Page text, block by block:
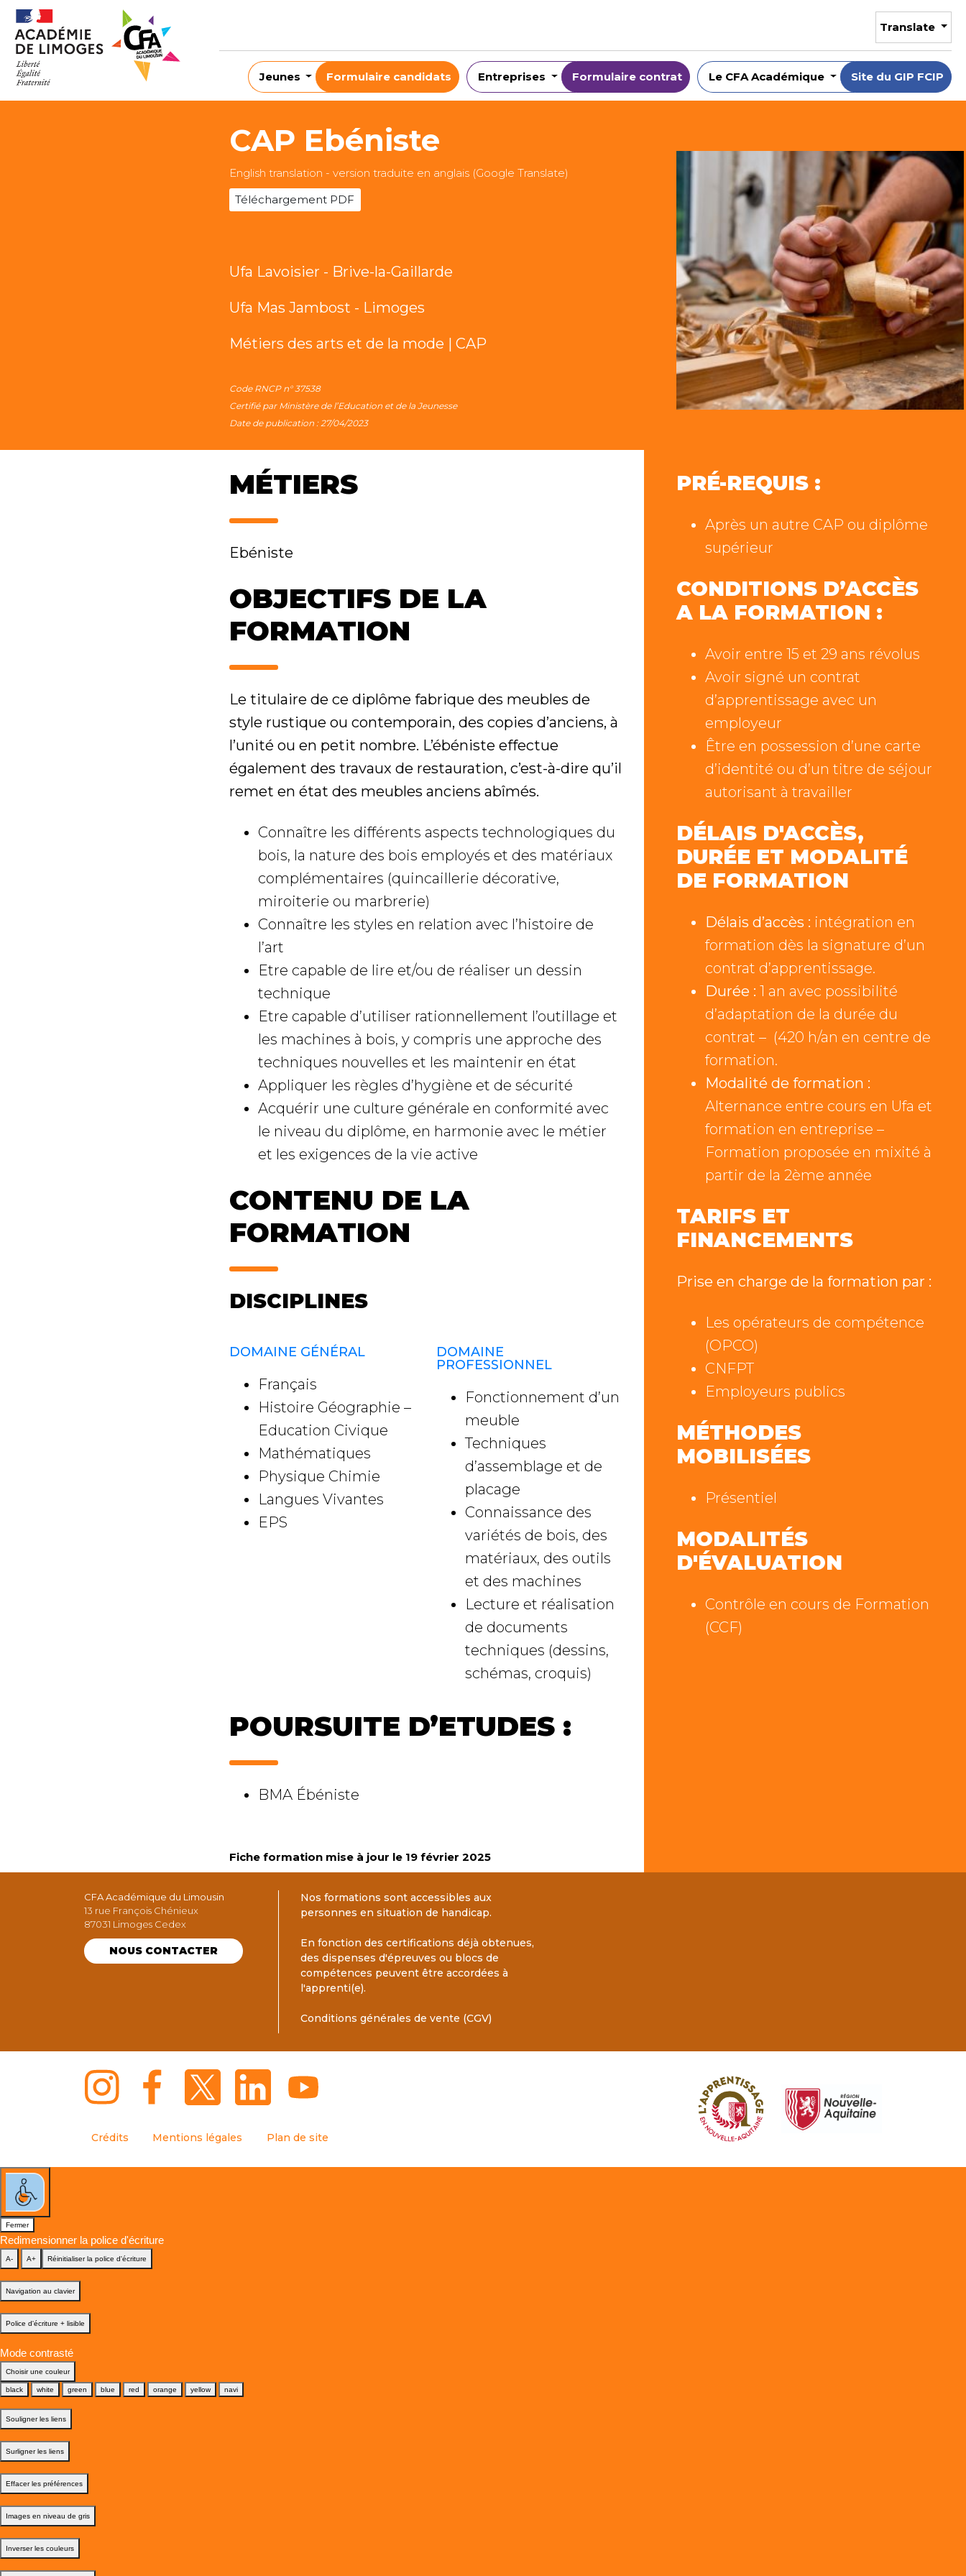
Jeunes Formulaire candidats Entreprises Formulaire contrat Le CFA Académique Site du GIP FCIP
Translate
CAP Ebéniste
English translation - version traduite en anglais (Google Translate)
Téléchargement PDF
Ufa Lavoisier - Brive-la-Gaillarde
Ufa Mas Jambost - Limoges
Métiers des arts et de la mode | CAP
Code RNCP n° 37538
Certifié par Ministère de l’Education et de la Jeunesse
Date de publication : 27/04/2023
MÉTIERS
Ebéniste
OBJECTIFS DE LA
FORMATION
Le titulaire de ce diplôme fabrique des meubles de
style rustique ou contemporain, des copies d’anciens, à
l’unité ou en petit nombre. L’ébéniste effectue
également des travaux de restauration, c’est-à-dire qu’il
remet en état des meubles anciens abîmés.
Connaître les différents aspects technologiques du
bois, la nature des bois employés et des matériaux
complémentaires (quincaillerie décorative,
miroiterie ou marbrerie)
Connaître les styles en relation avec l’histoire de
l’art
Etre capable de lire et/ou de réaliser un dessin
technique
Etre capable d’utiliser rationnellement l’outillage et
les machines à bois, y compris une approche des
techniques nouvelles et les maintenir en état
Appliquer les règles d’hygiène et de sécurité
Acquérir une culture générale en conformité avec
le niveau du diplôme, en harmonie avec le métier
et les exigences de la vie active
CONTENU DE LA
FORMATION
DISCIPLINES
DOMAINE GÉNÉRAL
Français
Histoire Géographie –
Education Civique
Mathématiques
Physique Chimie
Langues Vivantes
EPS
DOMAINE
PROFESSIONNEL
Fonctionnement d’un
meuble
Techniques
d’assemblage et de
placage
Connaissance des
variétés de bois, des
matériaux, des outils
et des machines
Lecture et réalisation
de documents
techniques (dessins,
schémas, croquis)
POURSUITE D’ETUDES :
BMA Ébéniste
Fiche formation mise à jour le 19 février 2025
PRÉ-REQUIS :
Après un autre CAP ou diplôme
supérieur
CONDITIONS D’ACCÈS
A LA FORMATION :
Avoir entre 15 et 29 ans révolus
Avoir signé un contrat
d’apprentissage avec un
employeur
Être en possession d’une carte
d’identité ou d’un titre de séjour
autorisant à travailler
DÉLAIS D'ACCÈS,
DURÉE ET MODALITÉ
DE FORMATION
Délais d’accès : intégration en
formation dès la signature d’un
contrat d’apprentissage.
Durée : 1 an avec possibilité
d’adaptation de la durée du
contrat – (420 h/an en centre de
formation.
Modalité de formation :
Alternance entre cours en Ufa et
formation en entreprise –
Formation proposée en mixité à
partir de la 2ème année
TARIFS ET
FINANCEMENTS
Prise en charge de la formation par :
Les opérateurs de compétence
(OPCO)
CNFPT
Employeurs publics
MÉTHODES
MOBILISÉES
Présentiel
MODALITÉS
D'ÉVALUATION
Contrôle en cours de Formation
(CCF)
CFA Académique du Limousin
13 rue François Chénieux
87031 Limoges Cedex
NOUS CONTACTER
Nos formations sont accessibles aux
personnes en situation de handicap.
En fonction des certifications déjà obtenues,
des dispenses d'épreuves ou blocs de
compétences peuvent être accordées à
l'apprenti(e).
Conditions générales de vente (CGV)
Crédits Mentions légales Plan de site
Fermer
Redimensionner la police d'écriture
A- A+ Réinitialiser la police d'écriture
Navigation au clavier
Police d'écriture + lisible
Mode contrasté
Choisir une couleur
black white green blue red orange yellow navi
Souligner les liens
Surligner les liens
Effacer les préférences
Images en niveau de gris
Inverser les couleurs